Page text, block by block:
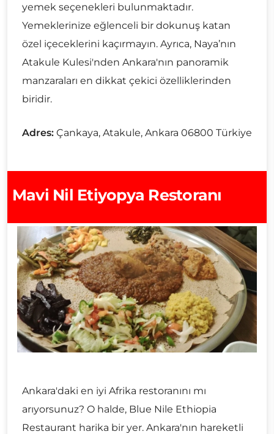
yemek seçenekleri bulunmaktadır.
Yemeklerinize eğlenceli bir dokunuş katan
özel içeceklerini kaçırmayın. Ayrıca, Naya’nın
Atakule Kulesi'nden Ankara'nın panoramik
manzaraları en dikkat çekici özelliklerinden
biridir.
Adres: Çankaya, Atakule, Ankara 06800 Türkiye
Mavi Nil Etiyopya Restoranı
Ankara'daki en iyi Afrika restoranını mı
arıyorsunuz? O halde, Blue Nile Ethiopia
Restaurant harika bir yer. Ankara'nın hareketli